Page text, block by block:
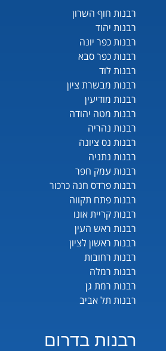
רבנות חוף השרון
רבנות יהוד
רבנות כפר יונה
רבנות כפר סבא
רבנות לוד
רבנות מבשרת ציון
רבנות מודיעין
רבנות מטה יהודה
רבנות נהריה
רבנות נס ציונה
רבנות נתניה
רבנות עמק חפר
רבנות פרדס חנה כרכור
רבנות פתח תקווה
רבנות קריית אונו
רבנות ראש העין
רבנות ראשון לציון
רבנות רחובות
רבנות רמלה
רבנות רמת גן
רבנות תל אביב
רבנות בדרום